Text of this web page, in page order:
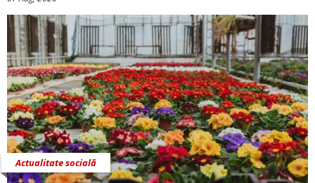
Actualitate socială